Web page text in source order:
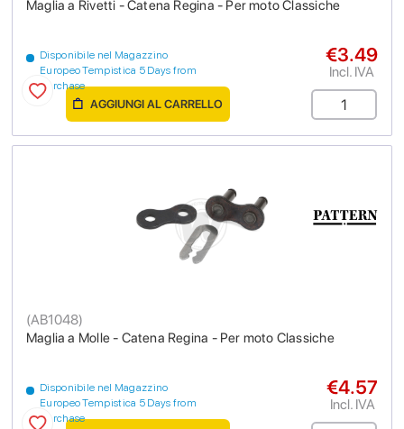
Maglia a Rivetti - Catena Regina - Per moto Classiche
Disponibile nel Magazzino
Europeo Tempistica 5 Days from
purchase
€3.49
Incl. IVA
AGGIUNGI AL CARRELLO
Maglia a Molle - Catena Regina - Per moto Classiche
(AB1048)
Disponibile nel Magazzino
Europeo Tempistica 5 Days from
purchase
€4.57
Incl. IVA